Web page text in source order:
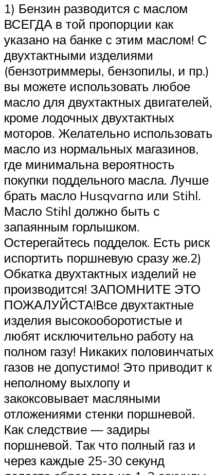
1) Бензин разводится с маслом
ВСЕГДА в той пропорции как
указано на банке с этим маслом! С
двухтактными изделиями
(бензотриммеры, бензопилы, и пр.)
вы можете использовать любое
масло для двухтактных двигателей,
кроме лодочных двухтактных
моторов. Желательно использовать
масло из нормальных магазинов,
где минимальна вероятность
покупки поддельного масла. Лучше
брать масло Husqvarna или Stihl.
Масло Stihl должно быть с
запаянным горлышком.
Остерегайтесь подделок. Есть риск
испортить поршневую сразу же.2)
Обкатка двухтактных изделий не
производится! ЗАПОМНИТЕ ЭТО
ПОЖАЛУЙСТА!Все двухтактные
изделия высокооборотистые и
любят исключительно работу на
полном газу! Никаких половинчатых
газов не допустимо! Это приводит к
неполному выхлопу и
закоксовывает масляными
отложениями стенки поршневой.
Как следствие — задиры
поршневой. Так что полный газ и
через каждые 25-30 секунд